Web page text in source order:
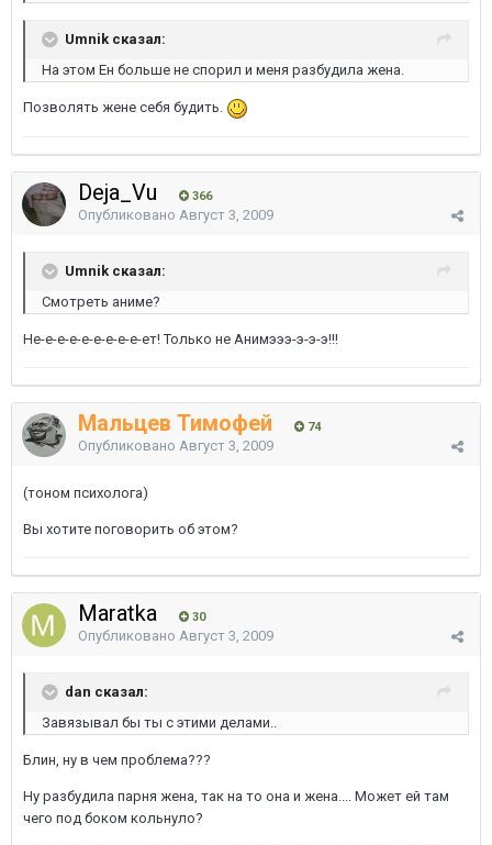
Umnik сказал:
На этом Ен больше не спорил и меня разбудила жена.
Позволять жене себя будить.
Deja_Vu 366
Опубликовано Август 3, 2009
Umnik сказал:
Смотреть аниме?
Не-е-е-е-е-е-е-е-е-ет! Только не Анимэээ-э-э-э!!!
Мальцев Тимофей 74
Опубликовано Август 3, 2009
(тоном психолога)
Вы хотите поговорить об этом?
Maratka 30
Опубликовано Август 3, 2009
dan сказал:
Завязывал бы ты с этими делами..
Блин, ну в чем проблема???
Ну разбудила парня жена, так на то она и жена.... Может ей там
чего под боком кольнуло?